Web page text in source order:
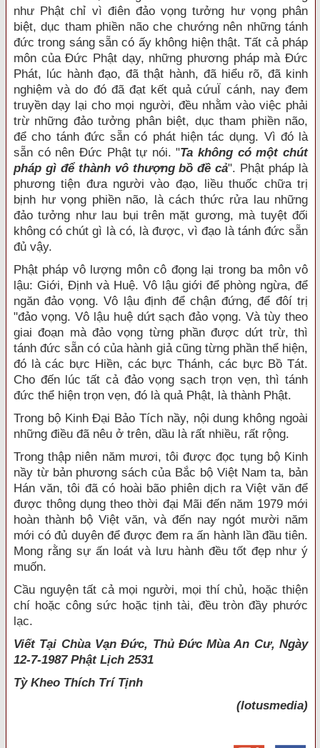
như Phật chỉ vì điên đảo vọng tưởng hư vọng phân
biệt, dục tham phiền não che chướng nên những tánh
đức trong sáng sẵn có ấy không hiện thật. Tất cả pháp
môn của Đức Phật dạy, những phương pháp mà Đức
Phát, lúc hành đạo, đã thật hành, đã hiểu rõ, đã kinh
nghiệm và do đó đã đạt kết quả cứuÏ cánh, nay đem
truyền dạy lại cho mọi người, đều nhằm vào việc phải
trừ những đảo tưởng phân biệt, dục tham phiền não,
để cho tánh đức sẵn có phát hiện tác dụng. Vì đó là
sẵn có nên Đức Phật tự nói. "Ta không có một chút
pháp gì để thành vô thượng bồ đề cả". Phật pháp là
phương tiện đưa người vào đạo, liều thuốc chữa trị
bịnh hư vọng phiền não, là cách thức rửa lau những
đảo tưởng như lau bụi trên mặt gương, mà tuyệt đối
không có chút gì là có, là được, vì đạo là tánh đức sẵn
đủ vậy.
Phật pháp vô lượng môn cô đọng lại trong ba môn vô
lậu: Giới, Định và Huệ. Vô lậu giới để phòng ngừa, để
ngăn đảo vọng. Vô lậu định để chận đứng, để đôí trị
"đảo vọng. Vô lậu huệ dứt sạch đảo vọng. Và tùy theo
giai đoạn mà đảo vọng từng phần được dứt trừ, thì
tánh đức sẵn có của hành giả cũng từng phần thể hiện,
đó là các bực Hiền, các bực Thánh, các bực Bồ Tát.
Cho đến lúc tất cả đảo vọng sạch trọn vẹn, thì tánh
đức thể hiện trọn vẹn, đó là quả Phật, là thành Phật.
Trong bộ Kinh Đại Bảo Tích nầy, nội dung không ngoài
những điều đã nêu ở trên, dầu là rất nhiều, rất rộng.
Trong thập niên năm mươi, tôi được đọc tụng bộ Kinh
nầy từ bản phương sách của Bắc bộ Việt Nam ta, bản
Hán văn, tôi đã có hoài bão phiên dịch ra Việt văn để
được thông dụng theo thời đại Mãi đến năm 1979 mới
hoàn thành bộ Việt văn, và đến nay ngót mười năm
mới có đủ duyên để được đem ra ấn hành lần đầu tiên.
Mong rằng sự ấn loát và lưu hành đều tốt đẹp như ý
muốn.
Cầu nguyện tất cả mọi người, mọi thí chủ, hoặc thiện
chí hoặc công sức hoặc tịnh tài, đều tròn đầy phước
lạc.
Viết Tại Chùa Vạn Đức, Thủ Đức Mùa An Cư, Ngày
12-7-1987 Phật Lịch 2531
Tỳ Kheo Thích Trí Tịnh
(lotusmedia)